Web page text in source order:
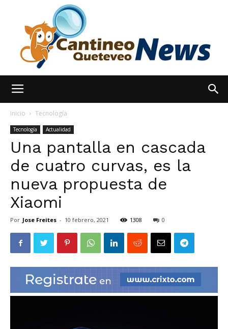
Noticias
hoy
|
Ultima
Inicio Tecnología
Tecnología Actualidad
Una pantalla en cascada
de cuatro curvas, es la
nueva propuesta de
Xiaomi
Por Jose Freites - 10 febrero, 2021 1308 0